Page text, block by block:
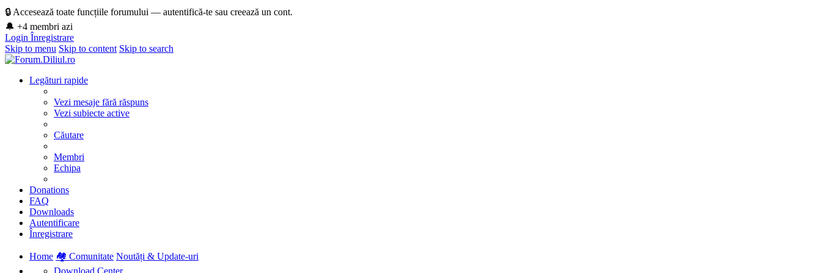
🔒 Accesează toate funcțiile forumului — autentifică-te sau creează un cont.
🔔 +4 membri azi
Login Înregistrare
Skip to menu Skip to content Skip to search
Legături rapide
Vezi mesaje fără răspuns
Vezi subiecte active
Căutare
Membri
Echipa
Donations
FAQ
Downloads
Autentificare
Înregistrare
Home 🏘️ Comunitate Noutăți & Update-uri
Download Center